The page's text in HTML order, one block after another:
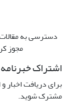
دسترسی به
مجوز
اشتراک خبرنامه
برای دریافت اخبار
مشترک شوید.